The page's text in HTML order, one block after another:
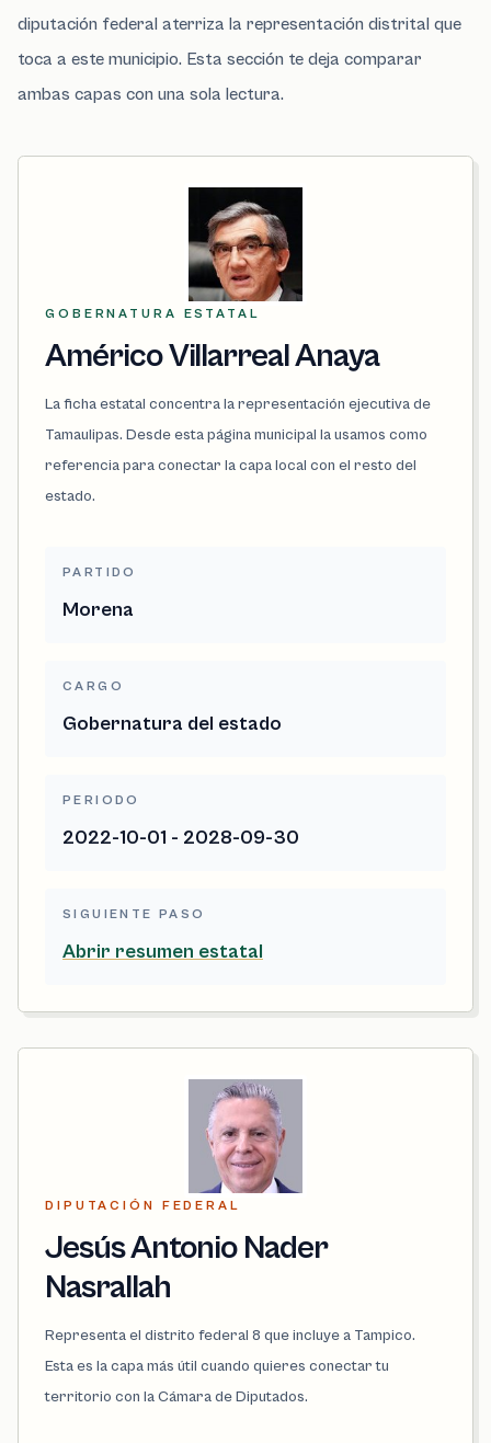
diputación federal aterriza la representación distrital que
toca a este municipio. Esta sección te deja comparar
ambas capas con una sola lectura.
GOBERNATURA ESTATAL
Américo Villarreal Anaya
La ficha estatal concentra la representación ejecutiva de
Tamaulipas. Desde esta página municipal la usamos como
referencia para conectar la capa local con el resto del
estado.
PARTIDO
Morena
CARGO
Gobernatura del estado
PERIODO
2022-10-01 - 2028-09-30
SIGUIENTE PASO
Abrir resumen estatal
DIPUTACIÓN FEDERAL
Jesús Antonio Nader
Nasrallah
Representa el distrito federal 8 que incluye a Tampico.
Esta es la capa más útil cuando quieres conectar tu
territorio con la Cámara de Diputados.